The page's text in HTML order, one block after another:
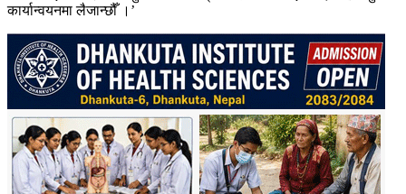
कार्यान्वयनमा लैजान्छौँ ।’